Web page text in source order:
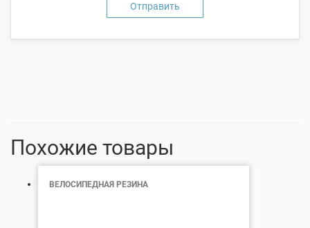
Похожие товары
ВЕЛОСИПЕДНАЯ РЕЗИНА